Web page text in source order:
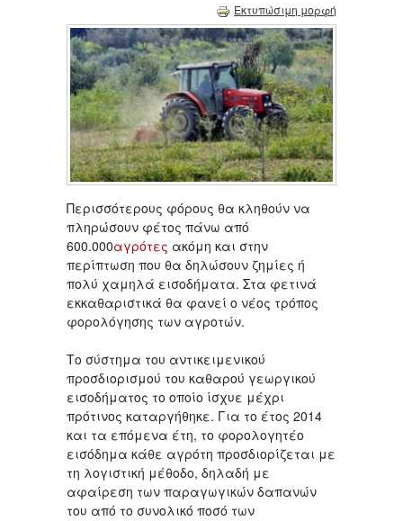
Εκτυπώσιμη μορφή
Περισσότερους φόρους θα κληθούν να
πληρώσουν φέτος πάνω από
600.000αγρότες ακόμη και στην
περίπτωση που θα δηλώσουν ζημίες ή
πολύ χαμηλά εισοδήματα. Στα φετινά
εκκαθαριστικά θα φανεί ο νέος τρόπος
φορολόγησης των αγροτών.
Το σύστημα του αντικειμενικού
προσδιορισμού του καθαρού γεωργικού
εισοδήματος το οποίο ίσχυε μέχρι
πρότινος καταργήθηκε. Για το έτος 2014
και τα επόμενα έτη, το φορολογητέο
εισόδημα κάθε αγρότη προσδιορίζεται με
τη λογιστική μέθοδο, δηλαδή με
αφαίρεση των παραγωγικών δαπανών
του από το συνολικό ποσό των